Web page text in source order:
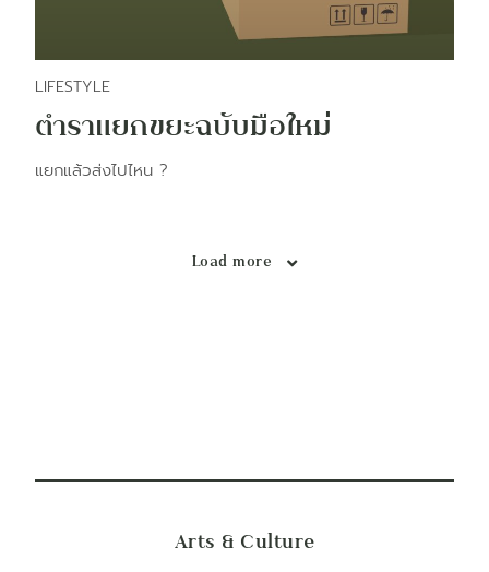
LIFESTYLE
ตำราแยกขยะฉบับมือใหม่
แยกแล้วส่งไปไหน ?
Load more
Arts & Culture